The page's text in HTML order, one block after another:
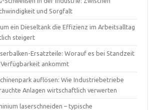
und Sorgfalt
ein Dieseltank die Effizienz im Arbeitsalltag
steigert
Ersatzteile: Worauf es bei Standzeit
ankommt
auflösen: Wie Industriebetriebe
Anlagen wirtschaftlich verwerten
laserschneiden – typische